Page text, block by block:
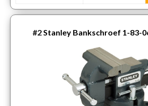
#2 Stanley Bankschroef 1-83-
klembereik – Gietijzer